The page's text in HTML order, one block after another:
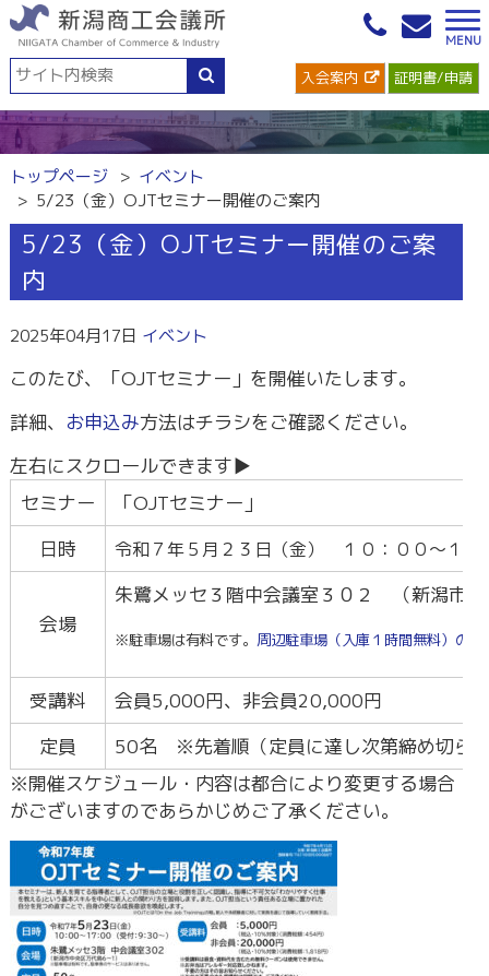
入会案内 証明書/申請
トップページ
イベント
5/23（金）OJTセミナー開催のご案内
5/23（金）OJTセミナー開催のご案
内
2025年04月17日 イベント
このたび、「OJTセミナー」を開催いたします。
詳細、 お申込み方法はチラシをご確認ください。
セミナー
「OJTセミナー」
日時
令和７年５月２３ 日（金） １０：００～１７
会場
朱鷺メッセ３階中会議室３０２ （新潟市
※駐車場は有料です。 周辺駐車場（入庫１時間無料）の地
受講料
会員5,000円、非会員20,000円
定員
50名 ※先着順（定員に達し次第締め切ら
※開催スケジュール・内容は都合により変更する場合
がございますのであらかじめご了承ください。